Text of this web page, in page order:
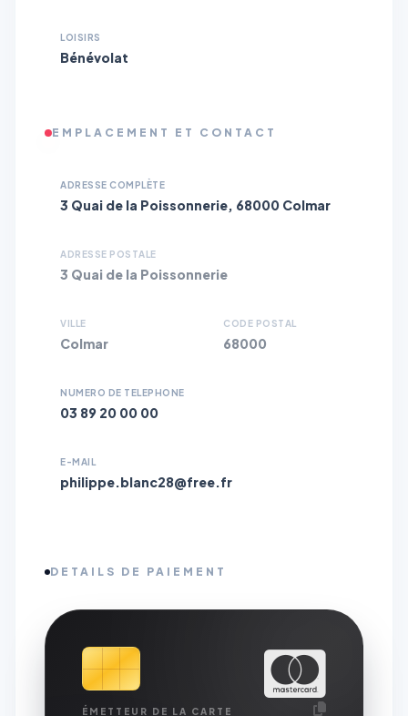
LOISIRS
Bénévolat
EMPLACEMENT ET CONTACT
ADRESSE COMPLÈTE
3 Quai de la Poissonnerie, 68000 Colmar
ADRESSE POSTALE
3 Quai de la Poissonnerie
VILLE
Colmar
CODE POSTAL
68000
NUMERO DE TELEPHONE
03 89 20 00 00
E-MAIL
philippe.blanc28@free.fr
DETAILS DE PAIEMENT
ÉMETTEUR DE LA CARTE